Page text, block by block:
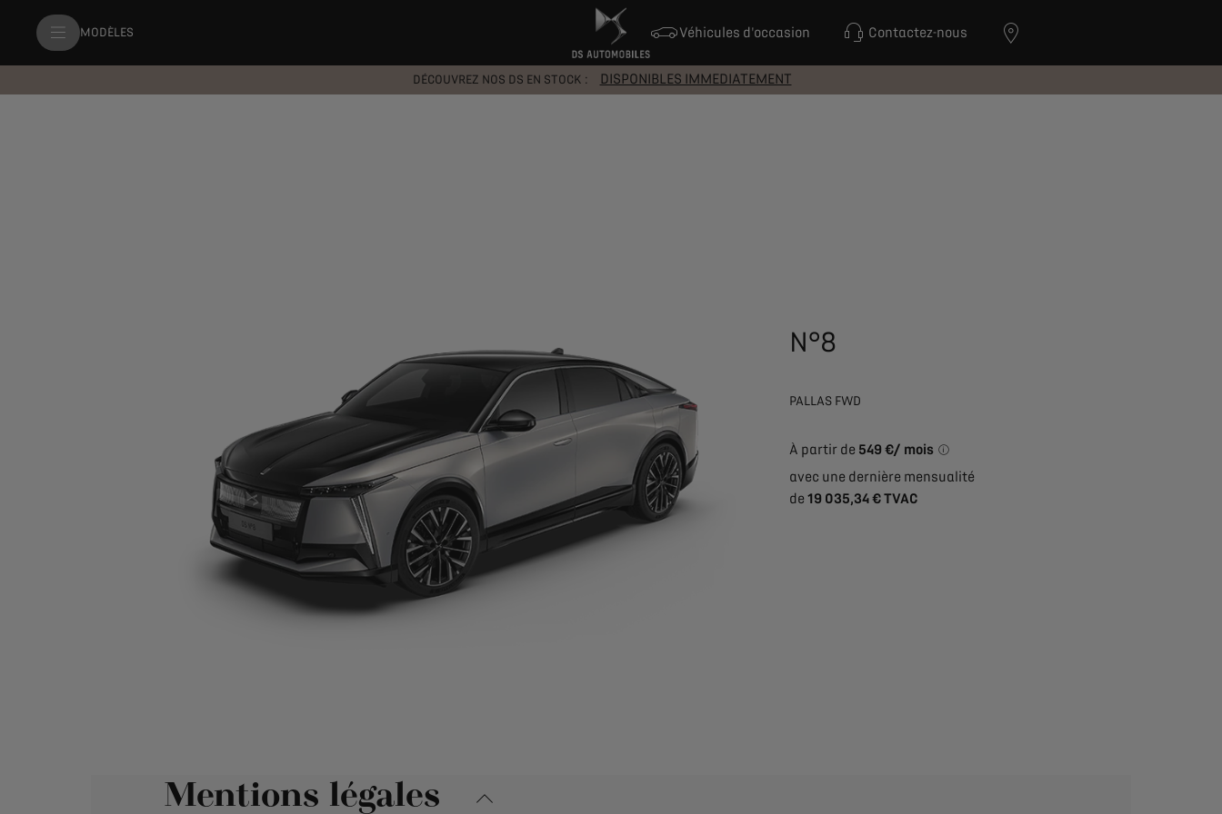
MODÈLES Véhicules d'occasion Contactez-nous
DÉCOUVREZ NOS DS EN STOCK : DISPONIBLES IMMEDIATEMENT
N°8
PALLAS FWD
À partir de 549 €/ mois
Exemple illustratif du produit StretchFin Plus
avec une dernière mensualité
de 19 035,34 € TVAC
Mentions légales